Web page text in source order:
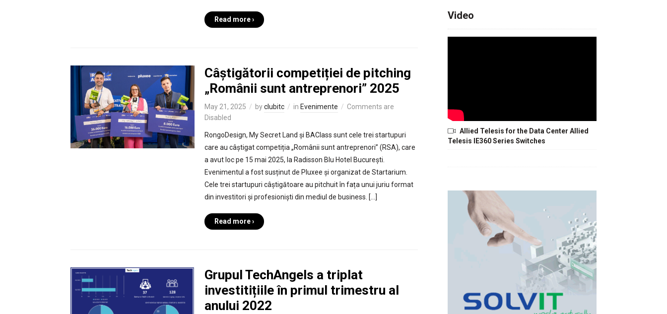
Read more ›
Câștigătorii competiției de pitching
„Românii sunt antreprenori” 2025
May 21, 2025 byclubitc in Evenimente
Comments are
Disabled
RongoDesign, My Secret Land și BAClass sunt cele trei startupuri
care au câștigat competiția „Românii sunt antreprenori” (RSA), care
a avut loc pe 15 mai 2025, la Radisson Blu Hotel București.
Evenimentul a fost susținut de Pluxee și organizat de Startarium.
Cele trei startupuri câștigătoare au pitchuit în fața unui juriu format
din investitori și profesioniști din mediul de business. […]
Read more ›
Grupul TechAngels a triplat
investitițiile în primul trimestru al
anului 2022
Video
Allied Telesis for the Data Center Allied
Telesis IE360 Series Switches